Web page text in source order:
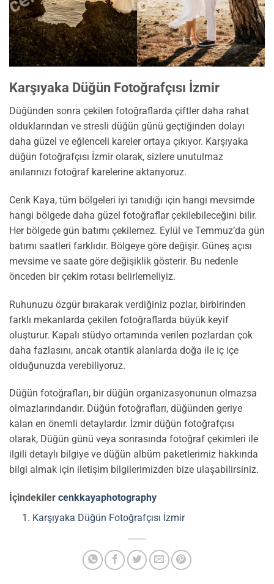
Karşıyaka Düğün Fotoğrafçısı İzmir
Düğünden sonra çekilen fotoğraflarda çiftler daha rahat
olduklarından ve stresli düğün günü geçtiğinden dolayı
daha güzel ve eğlenceli kareler ortaya çıkıyor. Karşıyaka
düğün fotoğrafçısı İzmir olarak, sizlere unutulmaz
anılarınızı fotoğraf karelerine aktarıyoruz.
Cenk Kaya, tüm bölgeleri iyi tanıdığı için hangi mevsimde
hangi bölgede daha güzel fotoğraflar çekilebileceğini bilir.
Her bölgede gün batımı çekilemez. Eylül ve Temmuz’da gün
batımı saatleri farklıdır. Bölgeye göre değişir. Güneş açısı
mevsime ve saate göre değişiklik gösterir. Bu nedenle
önceden bir çekim rotası belirlemeliyiz.
Ruhunuzu özgür bırakarak verdiğiniz pozlar, birbirinden
farklı mekanlarda çekilen fotoğraflarda büyük keyif
oluşturur. Kapalı stüdyo ortamında verilen pozlardan çok
daha fazlasını, ancak otantik alanlarda doğa ile iç içe
olduğunuzda verebiliyoruz.
Düğün fotoğrafları, bir düğün organizasyonunun olmazsa
olmazlarındandır. Düğün fotoğrafları, düğünden geriye
kalan en önemli detaylardır. İzmir düğün fotoğrafçısı
olarak, Düğün günü veya sonrasında fotoğraf çekimleri ile
ilgili detaylı bilgiye ve düğün albüm paketlerimiz hakkında
bilgi almak için iletişim bilgilerimizden bize ulaşabilirsiniz.
İçindekiler cenkkayaphotography
Karşıyaka Düğün Fotoğrafçısı İzmir